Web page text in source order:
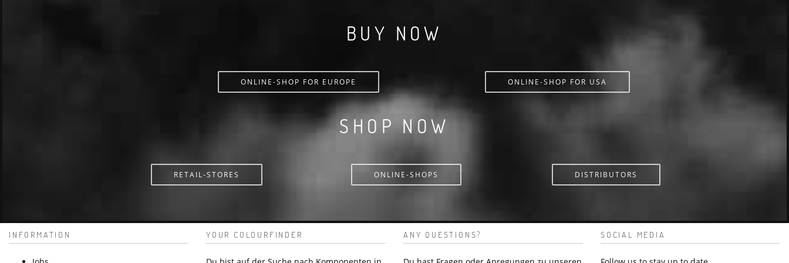
BUY NOW
ONLINE-SHOP FOR EUROPE ONLINE-SHOP FOR USA
SHOP NOW
RETAIL-STORES ONLINE-SHOPS DISTRIBUTORS
INFORMATION YOUR COLOURFINDER ANY QUESTIONS? SOCIAL MEDIA